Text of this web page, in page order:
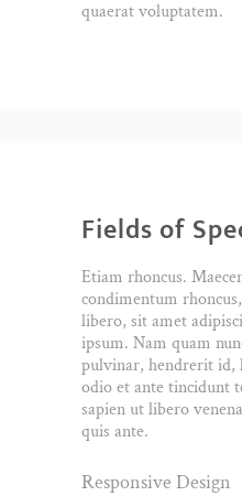
quaerat voluptatem.
Fields of
Etiam rhoncus.
condimentum
libero, sit amet
ipsum. Nam quam
pulvinar, hendrerit id,
odio et ante tincidunt
sapien ut libero
quis ante.
Responsive Design